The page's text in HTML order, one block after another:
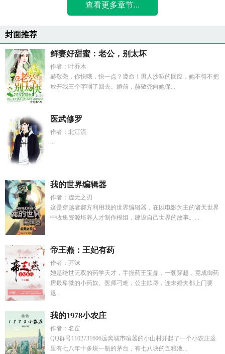
查看更多章节...
封面推荐
鲜妻好甜蜜：老公，别太坏
作者：叶乔木
赫敬尧，你快哦，快一点？遵命！男人沙哑的回应，她不得不把
放开我三个字咽了回去。婚前，赫敬尧向她保...
医武修罗
作者：北江流
...
我的世界编辑器
作者：虚无之刃
这是穿越者郝方利用我的世界编辑器，在以电影为主的诸天世界
中收集资源培养人才制作模组，建设自己世界的故事。...
帝王燕：王妃有药
作者：芥沫
她是绝世无双的药学天才，手握药王宝鼎，一朝穿越，竟成御药
房最卑微的小药奴。医师刁难，公主欺辱，连未婚夫都上门要
退...
我的1978小农庄
作者：名窑
QQ群号1102731606远离城市喧嚣的小山村开起了一个小农庄这
里有七八年十多块一瓶的茅台，有七八块的五粮液...